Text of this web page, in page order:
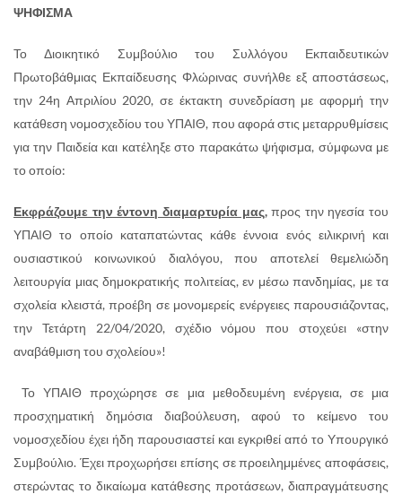
ΨΗΦΙΣΜΑ
Το Διοικητικό Συμβούλιο του Συλλόγου Εκπαιδευτικών
Πρωτοβάθμιας Εκπαίδευσης Φλώρινας συνήλθε εξ αποστάσεως,
την 24η Απριλίου 2020, σε έκτακτη συνεδρίαση με αφορμή την
κατάθεση νομοσχεδίου του ΥΠΑΙΘ, που αφορά στις μεταρρυθμίσεις
για την Παιδεία και κατέληξε στο παρακάτω ψήφισμα, σύμφωνα με
το οποίο:
Εκφράζουμε την έντονη διαμαρτυρία μας,προς την ηγεσία του
ΥΠΑΙΘ το οποίο καταπατώντας κάθε έννοια ενός ειλικρινή και
ουσιαστικού κοινωνικού διαλόγου, που αποτελεί θεμελιώδη
λειτουργία μιας δημοκρατικής πολιτείας, εν μέσω πανδημίας, με τα
σχολεία κλειστά, προέβη σε μονομερείς ενέργειες παρουσιάζοντας,
την Τετάρτη 22/04/2020, σχέδιο νόμου που στοχεύει «στην
αναβάθμιση του σχολείου»!
Το ΥΠΑΙΘ προχώρησε σε μια μεθοδευμένη ενέργεια, σε μια
προσχηματική δημόσια διαβούλευση, αφού το κείμενο του
νομοσχεδίου έχει ήδη παρουσιαστεί και εγκριθεί από το Υπουργικό
Συμβούλιο. Έχει προχωρήσει επίσης σε προειλημμένες αποφάσεις,
στερώντας το δικαίωμα κατάθεσης προτάσεων, διαπραγμάτευσης